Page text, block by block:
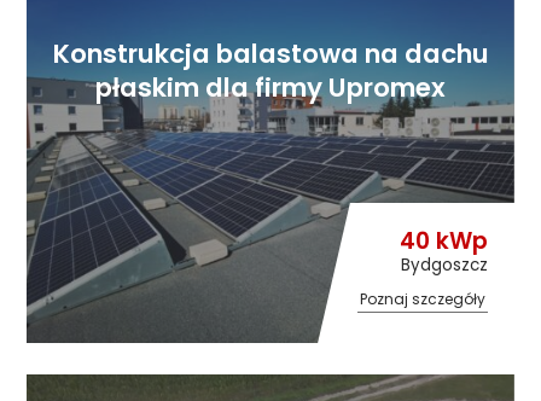
Konstrukcja balastowa na dachu
płaskim dla firmy Upromex
40 kWp
Bydgoszcz
Poznaj szczegóły